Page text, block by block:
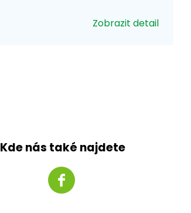
Zobrazit detail
Kde nás také najdete